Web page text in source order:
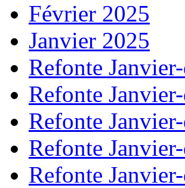
Février 2025
Janvier 2025
Refonte
Refonte
Refonte
Refonte
Refonte